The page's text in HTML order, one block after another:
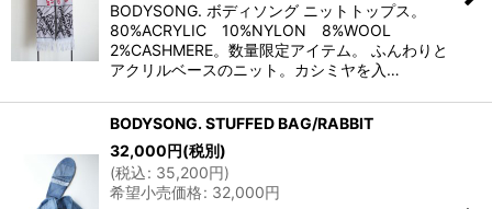
BODYSONG. ボディソング ニットトップス。
80%ACRYLIC 10%NYLON 8%WOOL
2%CASHMERE。数量限定アイテム。 ふんわりと
アクリルベースのニット。カシミヤを入…
BODYSONG. STUFFED BAG/RABBIT
32,000円(税別)
(税込: 35,200円)
希望小売価格: 32,000円